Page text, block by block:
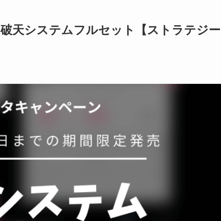
天システムフルセット【ストラテジー